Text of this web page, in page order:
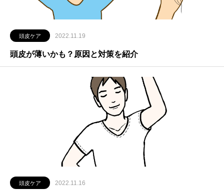
頭皮ケア 2022.11.19
頭皮が薄いかも？原因と対策を紹介
頭皮ケア 2022.11.16